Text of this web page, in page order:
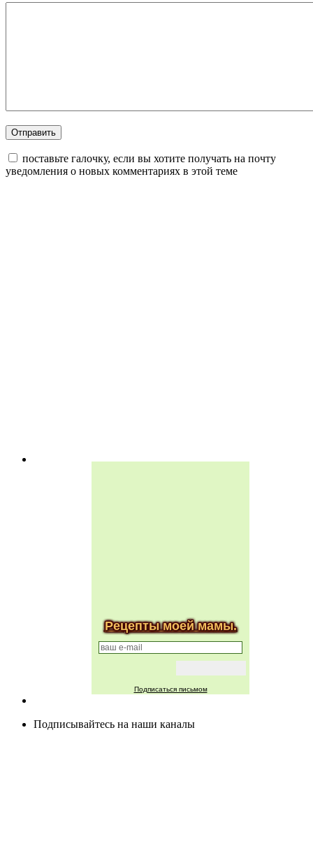
поставьте галочку, если вы хотите получать на почту
уведомления о новых комментариях в этой теме
Рецепты моей мамы.
Подписаться письмом
Подписывайтесь на наши каналы